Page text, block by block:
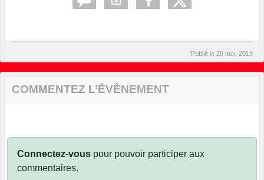
Publié le 29 nov. 2019
COMMENTEZ L’ÉVÈNEMENT
Connectez-vous pour pouvoir participer aux
commentaires.